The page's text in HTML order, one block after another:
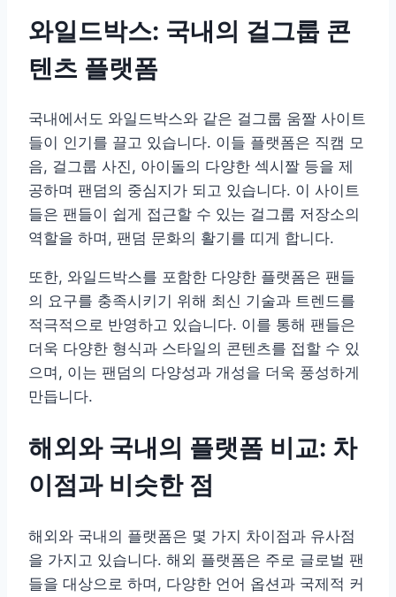
와일드박스: 국내의 걸그룹 콘
텐츠 플랫폼
국내에서도 와일드박스와 같은 걸그룹 움짤 사이트
들이 인기를 끌고 있습니다. 이들 플랫폼은 직캠 모
음, 걸그룹 사진, 아이돌의 다양한 섹시짤 등을 제
공하며 팬덤의 중심지가 되고 있습니다. 이 사이트
들은 팬들이 쉽게 접근할 수 있는 걸그룹 저장소의
역할을 하며, 팬덤 문화의 활기를 띠게 합니다.
또한, 와일드박스를 포함한 다양한 플랫폼은 팬들
의 요구를 충족시키기 위해 최신 기술과 트렌드를
적극적으로 반영하고 있습니다. 이를 통해 팬들은
더욱 다양한 형식과 스타일의 콘텐츠를 접할 수 있
으며, 이는 팬덤의 다양성과 개성을 더욱 풍성하게
만듭니다.
해외와 국내의 플랫폼 비교: 차
이점과 비슷한 점
해외와 국내의 플랫폼은 몇 가지 차이점과 유사점
을 가지고 있습니다. 해외 플랫폼은 주로 글로벌 팬
들을 대상으로 하며, 다양한 언어 옵션과 국제적 커